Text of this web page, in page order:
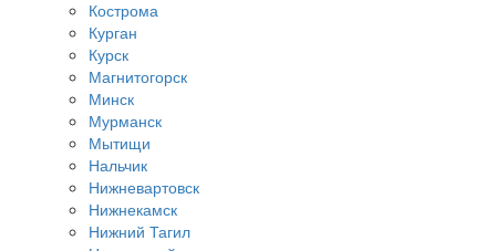
Кострома
Курган
Курск
Магнитогорск
Минск
Мурманск
Мытищи
Нальчик
Нижневартовск
Нижнекамск
Нижний Тагил